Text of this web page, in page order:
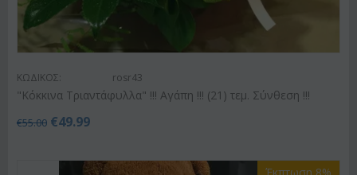
ΚΩΔΙΚΟΣ: rosr43
"Κόκκινα Τριαντάφυλλα" !!! Αγάπη !!! (21) τεμ. Σύνθεση !!!
€55.00 €49.99